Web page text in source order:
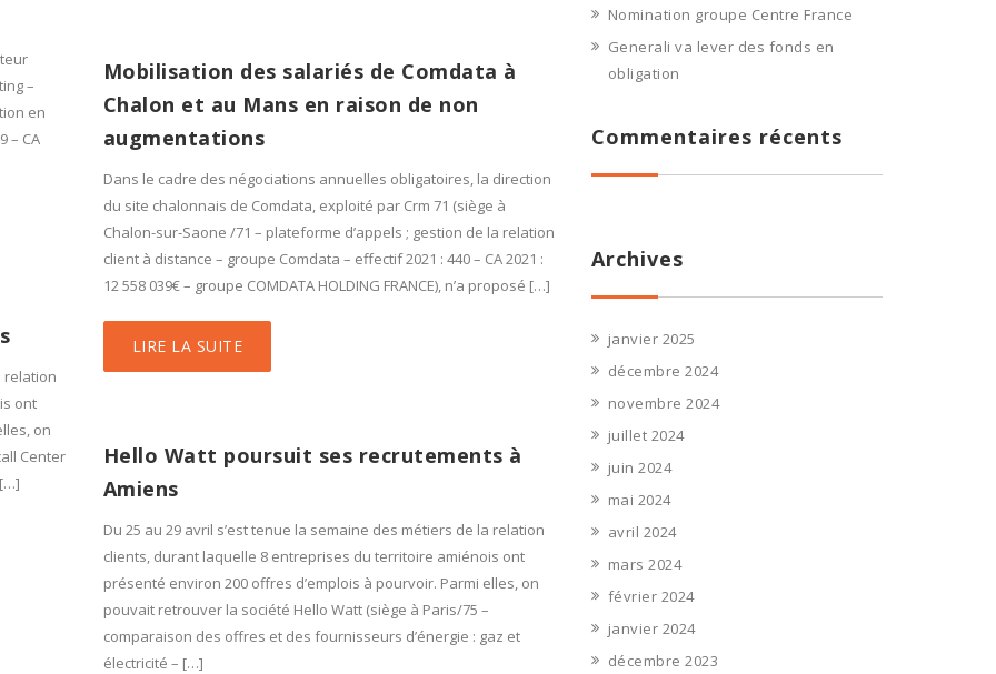
–
en
– CA
Mobilisation des salariés de Comdata à
Chalon et au Mans en raison de non
augmentations
Dans le cadre des négociations annuelles obligatoires, la direction
du site chalonnais de Comdata, exploité par Crm 71 (siège à
Chalon-sur-Saone /71 – plateforme d’appels ; gestion de la relation
client à distance – groupe Comdata – effectif 2021 : 440 – CA 2021 :
12 558 039€ – groupe COMDATA HOLDING FRANCE), n’a proposé […]
LIRE LA SUITE
relation
ont
on
Center
Hello Watt poursuit ses recrutements à
Amiens
Du 25 au 29 avril s’est tenue la semaine des métiers de la relation
clients, durant laquelle 8 entreprises du territoire amiénois ont
présenté environ 200 offres d’emplois à pourvoir. Parmi elles, on
pouvait retrouver la société Hello Watt (siège à Paris/75 –
comparaison des offres et des fournisseurs d’énergie : gaz et
électricité – […]
Nomination groupe Centre France
Generali va lever des fonds en
obligation
Commentaires récents
Archives
janvier 2025
décembre 2024
novembre 2024
juillet 2024
juin 2024
mai 2024
avril 2024
mars 2024
février 2024
janvier 2024
décembre 2023